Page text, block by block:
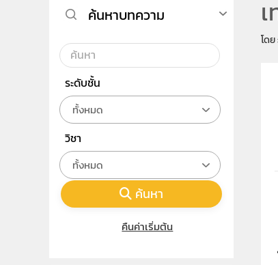
โดย :
ค้นหาบทความ
ระดับชั้น
ทั้งหมด
วิชา
ทั้งหมด
ค้นหา
คืนค่าเริ่มต้น